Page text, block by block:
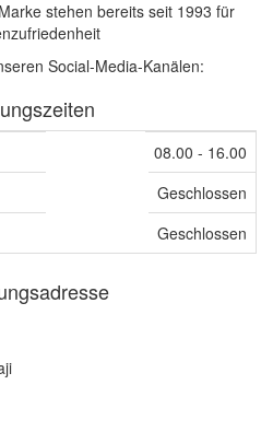
stehen bereits seit 1993 für
Social-Media-Kanälen:
08.00 - 16.00
Geschlossen
Geschlossen